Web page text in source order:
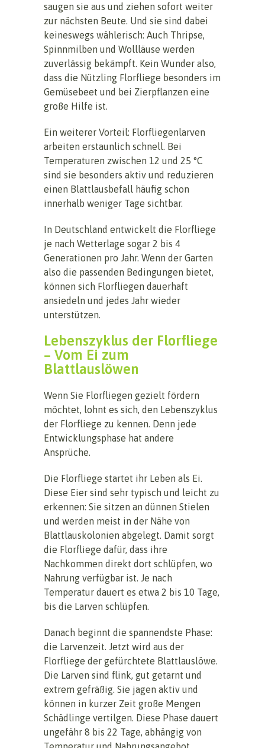
saugen sie aus und ziehen sofort weiter
zur nächsten Beute. Und sie sind dabei
keineswegs wählerisch: Auch Thripse,
Spinnmilben und Wollläuse werden
zuverlässig bekämpft. Kein Wunder also,
dass die Nützling Florfliege besonders im
Gemüsebeet und bei Zierpflanzen eine
große Hilfe ist.
Ein weiterer Vorteil: Florfliegenlarven
arbeiten erstaunlich schnell. Bei
Temperaturen zwischen 12 und 25 °C
sind sie besonders aktiv und reduzieren
einen Blattlausbefall häufig schon
innerhalb weniger Tage sichtbar.
In Deutschland entwickelt die Florfliege
je nach Wetterlage sogar 2 bis 4
Generationen pro Jahr. Wenn der Garten
also die passenden Bedingungen bietet,
können sich Florfliegen dauerhaft
ansiedeln und jedes Jahr wieder
unterstützen.
Lebenszyklus der Florfliege
– Vom Ei zum
Blattlauslöwen
Wenn Sie Florfliegen gezielt fördern
möchtet, lohnt es sich, den Lebenszyklus
der Florfliege zu kennen. Denn jede
Entwicklungsphase hat andere
Ansprüche.
Die Florfliege startet ihr Leben als Ei.
Diese Eier sind sehr typisch und leicht zu
erkennen: Sie sitzen an dünnen Stielen
und werden meist in der Nähe von
Blattlauskolonien abgelegt. Damit sorgt
die Florfliege dafür, dass ihre
Nachkommen direkt dort schlüpfen, wo
Nahrung verfügbar ist. Je nach
Temperatur dauert es etwa 2 bis 10 Tage,
bis die Larven schlüpfen.
Danach beginnt die spannendste Phase:
die Larvenzeit. Jetzt wird aus der
Florfliege der gefürchtete Blattlauslöwe.
Die Larven sind flink, gut getarnt und
extrem gefräßig. Sie jagen aktiv und
können in kurzer Zeit große Mengen
Schädlinge vertilgen. Diese Phase dauert
ungefähr 8 bis 22 Tage, abhängig von